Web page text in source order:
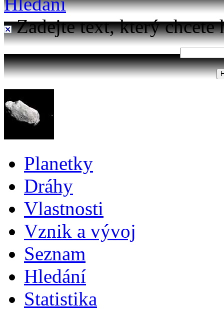
Zadejte text, který chcete
Planetky
Dráhy
Vlastnosti
Vznik a vývoj
Seznam
Hledání
Statistika